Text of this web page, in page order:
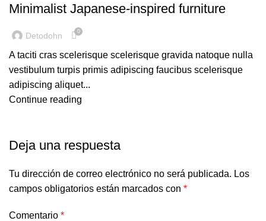
Minimalist Japanese-inspired furniture
Detodohn 0
A taciti cras scelerisque scelerisque gravida natoque nulla
vestibulum turpis primis adipiscing faucibus scelerisque
adipiscing aliquet...
Continue reading
Deja una respuesta
Tu dirección de correo electrónico no será publicada. Los
campos obligatorios están marcados con *
Comentario *